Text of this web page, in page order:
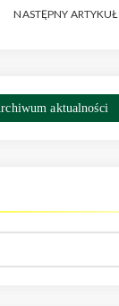
NASTĘPNY ARTYKUŁ
aktualności